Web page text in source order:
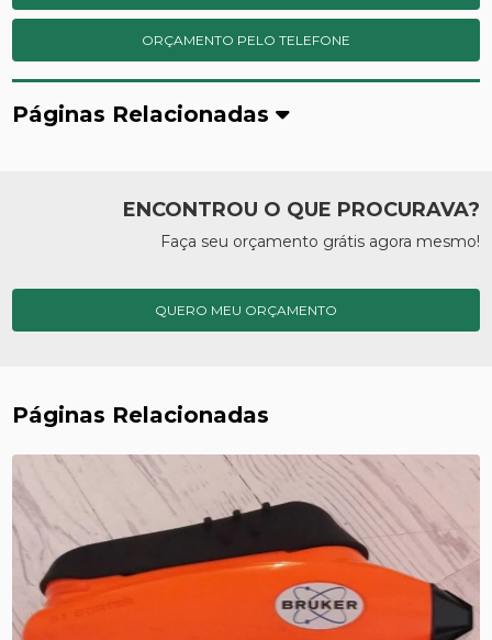
ORÇAMENTO PELO TELEFONE
Páginas Relacionadas
ENCONTROU O QUE PROCURAVA?
Faça seu orçamento grátis agora mesmo!
QUERO MEU ORÇAMENTO
Páginas Relacionadas